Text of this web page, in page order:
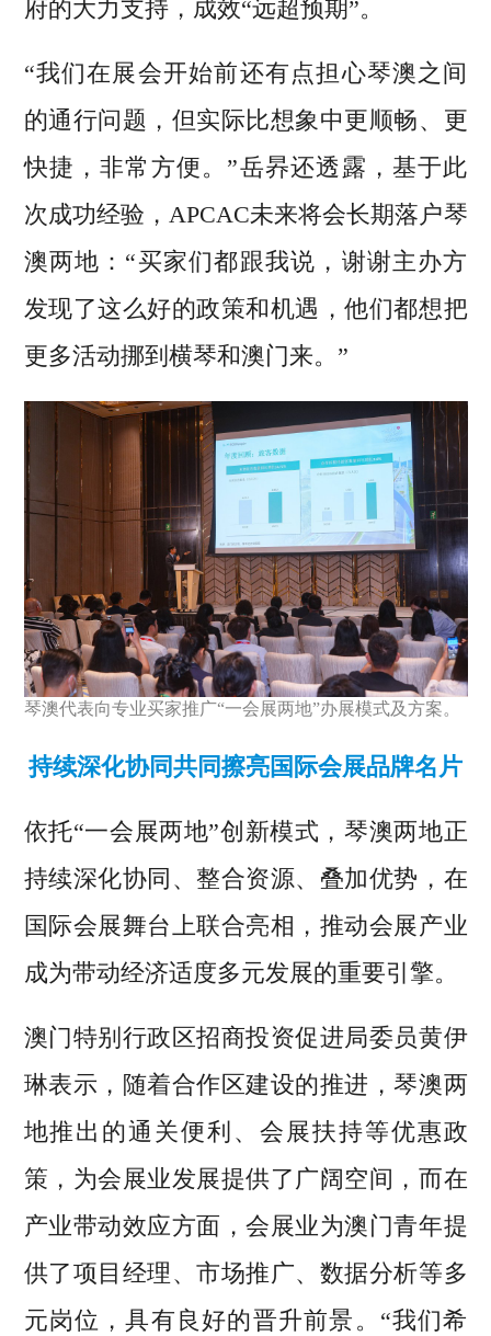
府的大力支持，成效“远超预期”。
“我们在展会开始前还有点担心琴澳之间
的通行问题，但实际比想象中更顺畅、更
快捷，非常方便。”岳昦还透露，基于此
次成功经验，APCAC未来将会长期落户琴
澳两地：“买家们都跟我说，谢谢主办方
发现了这么好的政策和机遇，他们都想把
更多活动挪到横琴和澳门来。”
琴澳代表向专业买家推广“一会展两地”办展模式及方案。
持续深化协同共同擦亮国际会展品牌名片
依托“一会展两地”创新模式，琴澳两地正
持续深化协同、整合资源、叠加优势，在
国际会展舞台上联合亮相，推动会展产业
成为带动经济适度多元发展的重要引擎。
澳门特别行政区招商投资促进局委员黄伊
琳表示，随着合作区建设的推进，琴澳两
地推出的通关便利、会展扶持等优惠政
策，为会展业发展提供了广阔空间，而在
产业带动效应方面，会展业为澳门青年提
供了项目经理、市场推广、数据分析等多
元岗位，具有良好的晋升前景。“我们希